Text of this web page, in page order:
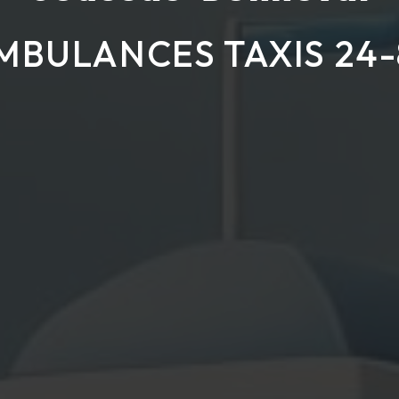
TAXIS